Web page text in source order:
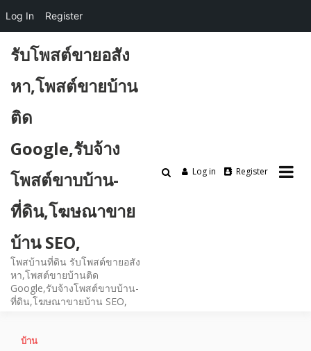
content
รับโพสต์ขายอสัง
หา,โพสต์ขายบ้าน
ติด
Google,รับจ้าง
โพสต์ขาบบ้าน-
ที่ดิน,โฆษณาขาย
บ้าน SEO,
โพสบ้านที่ดิน รับโพสต์ขายอสัง
หา,โพสต์ขายบ้านติด
Google,รับจ้างโพสต์ขาบบ้าน-
ที่ดิน,โฆษณาขายบ้าน SEO,
Log in Register
บ้าน
Log In Register